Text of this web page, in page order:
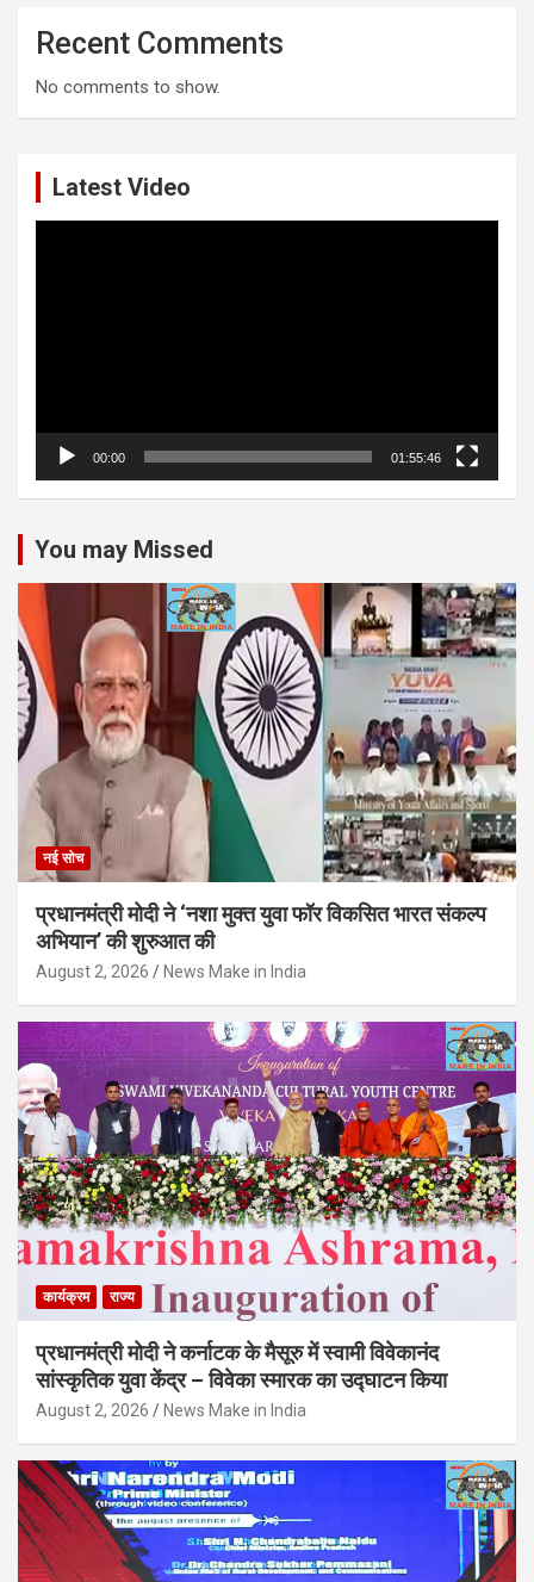
Recent Comments
No comments to show.
Latest Video
00:00 01:55:46
You may Missed
नई सोच
प्रधानमंत्री मोदी ने ‘नशा मुक्त युवा फॉर विकसित भारत संकल्प
अभियान’ की शुरुआत की
August 2, 2026 News Make in India
कार्यक्रम राज्य
प्रधानमंत्री मोदी ने कर्नाटक के मैसूरु में स्वामी विवेकानंद
सांस्कृतिक युवा केंद्र – विवेका स्मारक का उद्घाटन किया
August 2, 2026 News Make in India